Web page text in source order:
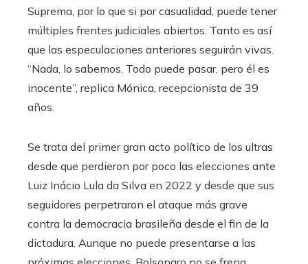
Suprema, por lo que si por casualidad, puede tener
múltiples frentes judiciales abiertos. Tanto es así
que las especulaciones anteriores seguirán vivas.
“Nada, lo sabemos. Todo puede pasar, pero él es
inocente”, replica Mónica, recepcionista de 39
años.
Se trata del primer gran acto político de los ultras
desde que perdieron por poco las elecciones ante
Luiz Inácio Lula da Silva en 2022 y desde que sus
seguidores perpetraron el ataque más grave
contra la democracia brasileña desde el fin de la
dictadura. Aunque no puede presentarse a las